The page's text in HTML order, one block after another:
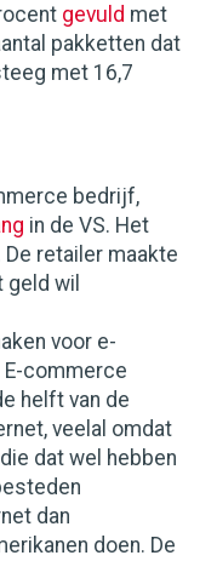
gevuld met
pakketten dat
met 16,7
bedrijf,
in de VS. Het
retailer maakte
wil
voor e-
E-commerce
helft van de
veelal omdat
dat wel hebben
dan
doen. De